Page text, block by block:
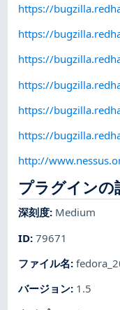
https://
https://
https://
https://
https://
https://
http://
プラグインの
深刻度: Medium
ID:79671
ファイル名:
バージョン: 1.5